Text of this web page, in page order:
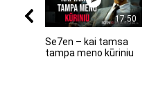
17:50
Se7en – kai tamsa
tampa meno kūriniu